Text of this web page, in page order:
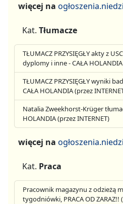
więcej na
Kat. Tłumacze
TŁUMACZ PRZYSIĘGŁY akty z
dyplomy i inne - CAŁA HOLANDIA
TŁUMACZ PRZYSIĘGŁY wyniki
CAŁA HOLANDIA (przez
Natalia Zweekhorst-Krüger
HOLANDIA (przez INTERNET)
więcej na
Kat. Praca
Pracownik magazynu z odzieżą
tygodniówki, PRACA OD ZARAZ!!